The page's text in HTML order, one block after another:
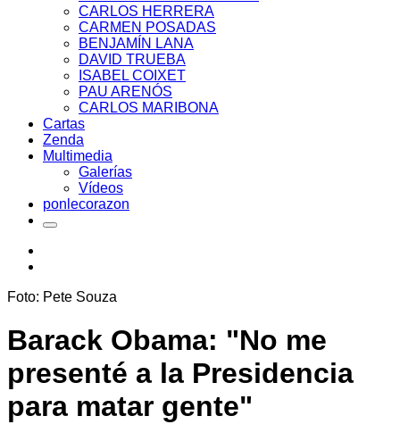
CARLOS HERRERA
CARMEN POSADAS
BENJAMÍN LANA
DAVID TRUEBA
ISABEL COIXET
PAU ARENÓS
CARLOS MARIBONA
Cartas
Zenda
Multimedia
Galerías
Vídeos
ponlecorazon
Foto: Pete Souza
Barack Obama: "No me
presenté a la Presidencia
para matar gente"